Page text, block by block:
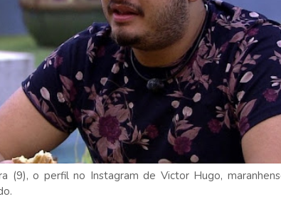
(9), o perfil no Instagram de Victor Hugo,